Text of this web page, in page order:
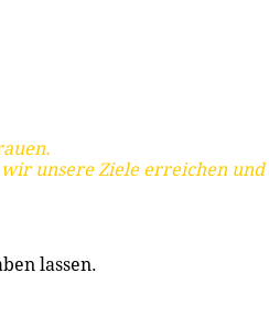
unsere Ziele erreichen
lassen.